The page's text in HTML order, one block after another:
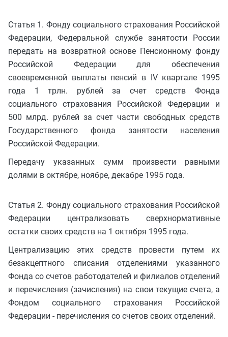
Статья 1. Фонду социального страхования Российской
Федерации, Федеральной службе занятости России
передать на возвратной основе Пенсионному фонду
Российской Федерации для обеспечения
своевременной выплаты пенсий в IV квартале 1995
года 1 трлн. рублей за счет средств Фонда
социального страхования Российской Федерации и
500 млрд. рублей за счет части свободных средств
Государственного фонда занятости населения
Российской Федерации.
Передачу указанных сумм произвести равными
долями в октябре, ноябре, декабре 1995 года.
Статья 2. Фонду социального страхования Российской
Федерации централизовать сверхнормативные
остатки своих средств на 1 октября 1995 года.
Централизацию этих средств провести путем их
безакцептного списания отделениями указанного
Фонда со счетов работодателей и филиалов отделений
и перечисления (зачисления) на свои текущие счета, а
Фондом социального страхования Российской
Федерации - перечисления со счетов своих отделений.